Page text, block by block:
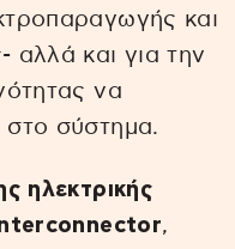
και
αλλά και για την
να
σύστημα.
ηλεκτρικής
,